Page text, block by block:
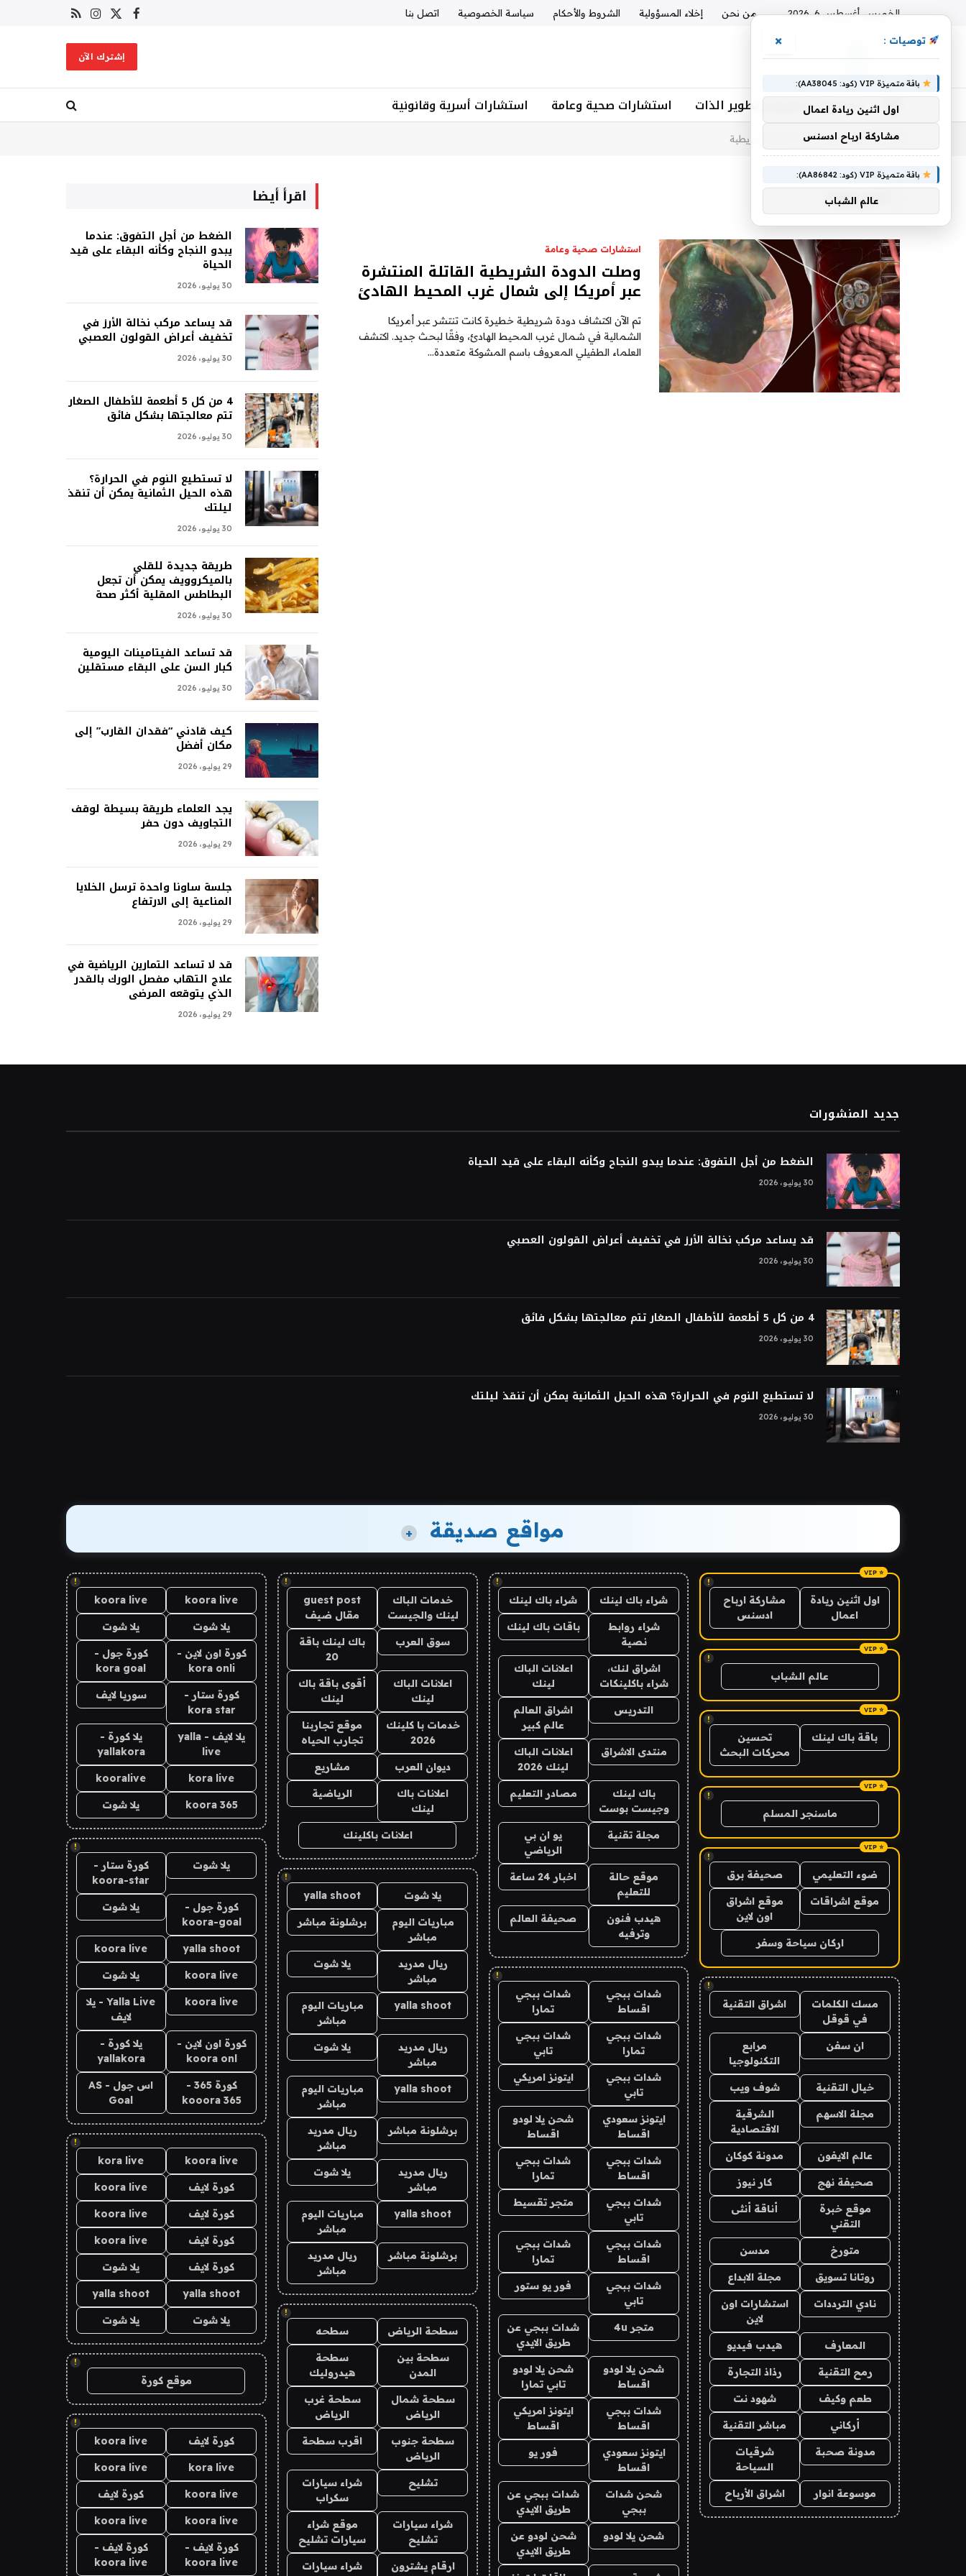
الخميس, أغسطس 6, 2026 من نحن إخلاء المسؤولية الشروط والأحكام سياسة الخصوصية اتصل بنا فيسبوك
X
الانستغرام
RSS
إشترك الآن
استشارات نفسية وتطوير الذات استشارات صحية وعامة استشارات أسرية وقانونية
أنت الآن تتصفح: الرئيسية الشريطية
الشريطية
استشارات صحية وعامة
وصلت الدودة الشريطية القاتلة المنتشرة
عبر أمريكا إلى شمال غرب المحيط الهادئ
تم الآن اكتشاف دودة شريطية خطيرة كانت تنتشر عبر أمريكا
الشمالية في شمال غرب المحيط الهادئ، وفقًا لبحث جديد. اكتشف
العلماء الطفيلي المعروف باسم المشوكة متعددة…
اقرأ أيضا
الضغط من أجل التفوق: عندما
يبدو النجاح وكأنه البقاء على قيد
الحياة
30 يوليو، 2026
قد يساعد مركب نخالة الأرز في
تخفيف أعراض القولون العصبي
30 يوليو، 2026
4 من كل 5 أطعمة للأطفال الصغار
تتم معالجتها بشكل فائق
30 يوليو، 2026
لا تستطيع النوم في الحرارة؟
هذه الحيل الثمانية يمكن أن تنقذ
ليلتك
30 يوليو، 2026
طريقة جديدة للقلي
بالميكروويف يمكن أن تجعل
البطاطس المقلية أكثر صحة
30 يوليو، 2026
قد تساعد الفيتامينات اليومية
كبار السن على البقاء مستقلين
30 يوليو، 2026
كيف قادني “فقدان القارب” إلى
مكان أفضل
29 يوليو، 2026
يجد العلماء طريقة بسيطة لوقف
التجاويف دون حفر
29 يوليو، 2026
جلسة ساونا واحدة ترسل الخلايا
المناعية إلى الارتفاع
29 يوليو، 2026
قد لا تساعد التمارين الرياضية في
علاج التهاب مفصل الورك بالقدر
الذي يتوقعه المرضى
29 يوليو، 2026
جديد المنشورات
الضغط من أجل التفوق: عندما يبدو النجاح وكأنه البقاء على قيد الحياة
30 يوليو، 2026
قد يساعد مركب نخالة الأرز في تخفيف أعراض القولون العصبي
30 يوليو، 2026
4 من كل 5 أطعمة للأطفال الصغار تتم معالجتها بشكل فائق
30 يوليو، 2026
لا تستطيع النوم في الحرارة؟ هذه الحيل الثمانية يمكن أن تنقذ ليلتك
30 يوليو، 2026
مواقع صديقة +
!
اول اثنين ريادة
اعمال
مشاركة ارباح
ادسنس
!
عالم الشباب
!
باقة باك لينك
تحسين
محركات البحث
!
ماسنجر المسلم
!
ضوء التعليمي صحيفة برق
موقع اشراقات
موقع اشراق
اون لاين
اركان سياحة وسفر
!
مسك الكلمات
في قوقل
اشراق التقنية
ان سفن
مرابع
التكنولوجيا
خيال التقنية شوف ويب
مجلة الاسهم
الشرقية
الاقتصادية
عالم الايفون مدونة كوكان
صحيفة نهج كار نيوز
موقع خبرة
التقني
أناقة أنثى
متورخ مدسن
روتانا تسويق مجلة الابداع
نادي الترددات
استشارات اون
لاين
المعارف هيدب فيديو
رمح التقنية رذاذ التجارة
طعم وكيف شهود نت
أركاني مباشر التقنية
مدونة صحبة
شرقيات
السياحة
موسوعة انوار اشراق الأرباح
!
شراء باك لينك شراء باك لينك
شراء روابط
نصية
باقات باك لينك
اشراق لنك،
شراء باكلينكات
اعلانات الباك
لينك
التدريس
اشراق العالم
عالم كبير
منتدى الاشراق
اعلانات الباك
لينك 2026
باك لينك
وجيست بوست
مصادر التعليم
مجلة تقنية
يو ان بي
الرياضي
موقع حالة
للتعليم
اخبار 24 ساعة
هيدب فنون
وترفيه
صحيفة العالم
!
شدات ببجي
اقساط
شدات ببجي
تمارا
شدات ببجي
تمارا
شدات ببجي
تابي
شدات ببجي
تابي
ايتونز امريكي
ايتونز سعودي
اقساط
شحن يلا لودو
اقساط
شدات ببجي
اقساط
شدات ببجي
تمارا
شدات ببجي
تابي
متجر تقسيط
شدات ببجي
اقساط
شدات ببجي
تمارا
شدات ببجي
تابي
فور يو ستور
متجر 4u
شدات ببجي عن
طريق الايدي
شحن يلا لودو
اقساط
شحن يلا لودو
تابي تمارا
شدات ببجي
اقساط
ايتونز امريكي
اقساط
ايتونز سعودي
اقساط
فور يو
شحن شدات
ببجي
شدات ببجي عن
طريق الايدي
شحن يلا لودو
شحن لودو عن
طريق الايدي
!
خدمات الباك
لينك والجيست
guest post
مقال ضيف
سوق العرب
باك لينك باقة
20
اعلانات الباك
لينك
أقوى باقة باك
لينك
خدمات با كلينك
2026
موقع تجاربنا
تجارب الحياه
ديوان العرب مشاريع
اعلانات باك
لينك
الرياضية
اعلانات باكلينك
!
يلا شوت yalla shoot
مباريات اليوم
مباشر
برشلونة مباشر
ريال مدريد
مباشر
يلا شوت
yalla shoot
مباريات اليوم
مباشر
ريال مدريد
مباشر
يلا شوت
yalla shoot
مباريات اليوم
مباشر
برشلونة مباشر
ريال مدريد
مباشر
ريال مدريد
مباشر
يلا شوت
yalla shoot
مباريات اليوم
مباشر
برشلونة مباشر
ريال مدريد
مباشر
!
سطحة الرياض سطحه
سطحة بين
المدن
سطحة
هيدروليك
سطحة شمال
الرياض
سطحة غرب
الرياض
سطحة جنوب
الرياض
اقرب سطحة
تشليح
شراء سيارات
سكراب
شراء سيارات
تشليح
موقع شراء
سيارات تشليح
ارقام يشترون
شراء سيارات
!
koora live
koora live
يلا شوت يلا شوت
كورة اون لاين -
kora onli
كورة جول -
kora goal
كورة ستار -
kora star
سوريا لايف
يلا لايف - yalla
live
يلا كورة -
yallakora
kora live
kooralive
koora 365 يلا شوت
!
يلا شوت
كورة ستار -
koora-star
كورة جول -
koora-goal
يلا شوت
yalla shoot
koora live
koora live يلا شوت
koora live
Yalla Live - يلا
لايف
كورة اون لاين -
koora onl
يلا كورة -
yallakora
كورة 365 -
kooora 365
اس جول - AS
Goal
!
koora live
kora live
كورة لايف koora live
كورة لايف koora live
كورة لايف koora live
كورة لايف يلا شوت
yalla shoot
yalla shoot
يلا شوت يلا شوت
!
موقع كورة
!
كورة لايف koora live
kora live
koora live
koora live كورة لايف
koora live
koora live
كورة لايف -
koora live
كورة لايف -
koora live
توصيات : ×
باقة متميزة VIP (كود: AA38045):
اول اثنين ريادة اعمال
مشاركة ارباح ادسنس
باقة متميزة VIP (كود: AA86842):
عالم الشباب